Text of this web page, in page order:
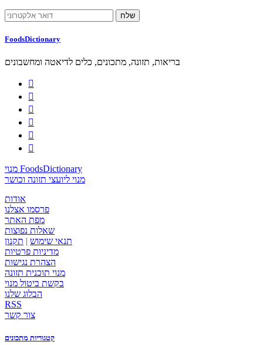
FoodsDictionary
בריאות, תזונה, מתכונים, כלים לדיאטה ומחשבונים






מנוי FoodsDictionary
מנוי ליועצי תזונה וכושר
אודות
פרסמו אצלנו
מפת האתר
שאלות נפוצות
תנאי שימוש | תקנון
מדיניות פרטיות
הצהרת נגישות
מנוי תוכנית תזונה
בקשת ביטול מנוי
הבלוג שלנו
RSS
צור קשר
קטגוריות מתכונים